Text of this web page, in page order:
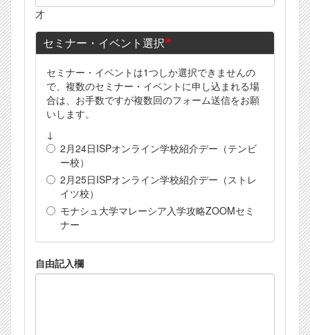
関
才
セミナー・イベント選択
セミナー・イベントは1つしか選択できませんの
で、複数のセミナー・イベントに申し込まれる場
合は、お手数ですが複数回のフォーム送信をお願
いします。
↓
2月24日ISPオンライン学校紹介デー（テンビ
ー校）
2月25日ISPオンライン学校紹介デー（ストレ
イツ校）
モナシュ大学マレーシア入学攻略ZOOMセミ
ナー
自由記入欄